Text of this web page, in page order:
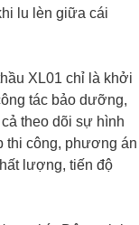
lu lèn giữa cái
XL01 chỉ là khởi
tác bảo dưỡng,
theo dõi sự hình
thi công, phương án
lượng, tiến độ